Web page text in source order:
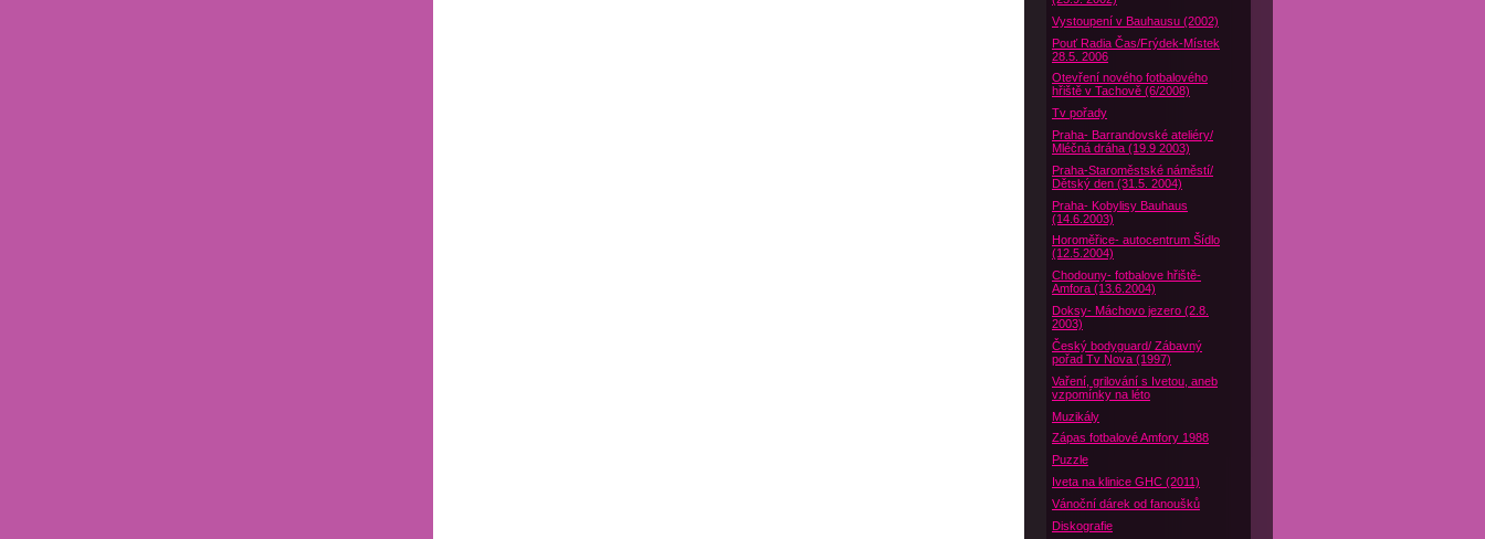
Vystoupení v Bauhausu (2002)
Pouť Radia Čas/Frýdek-Místek
28.5. 2006
Otevření nového fotbalového
hřiště v Tachově (6/2008)
Tv pořady
Praha- Barrandovské ateliéry/
Mléčná dráha (19.9 2003)
Praha-Staroměstské náměstí/
Dětský den (31.5. 2004)
Praha- Kobylisy Bauhaus
(14.6.2003)
Horoměřice- autocentrum Šídlo
(12.5.2004)
Chodouny- fotbalove hřiště-
Amfora (13.6.2004)
Doksy- Máchovo jezero (2.8.
2003)
Český bodyguard/ Zábavný
pořad Tv Nova (1997)
Vaření, grilování s Ivetou, aneb
vzpomínky na léto
Muzikály
Zápas fotbalové Amfory 1988
Puzzle
Iveta na klinice GHC (2011)
Vánoční dárek od fanoušků
Diskografie